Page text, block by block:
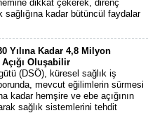
dikkat çekerek, direnç
kadar bütüncül faydalar
Yılına Kadar 4,8 Milyon
Oluşabilir
(DSÖ), küresel sağlık iş
mevcut eğilimlerin sürmesi
kadar hemşire ve ebe açığının
sağlık sistemlerini tehdit